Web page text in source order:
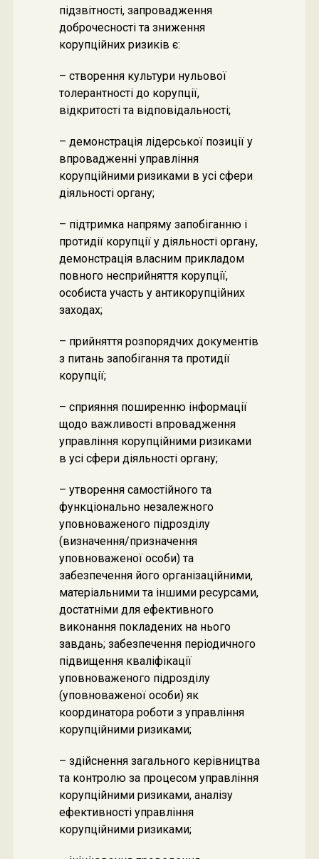
підзвітності, запровадження
доброчесності та зниження
корупційних ризиків є:
– створення культури нульової
толерантності до корупції,
відкритості та відповідальності;
– демонстрація лідерської позиції у
впровадженні управління
корупційними ризиками в усі сфери
діяльності органу;
– підтримка напряму запобіганню і
протидії корупції у діяльності органу,
демонстрація власним прикладом
повного несприйняття корупції,
особиста участь у антикорупційних
заходах;
– прийняття розпорядчих документів
з питань запобігання та протидії
корупції;
– сприяння поширенню інформації
щодо важливості впровадження
управління корупційними ризиками
в усі сфери діяльності органу;
– утворення самостійного та
функціонально незалежного
уповноваженого підрозділу
(визначення/призначення
уповноваженої особи) та
забезпечення його організаційними,
матеріальними та іншими ресурсами,
достатніми для ефективного
виконання покладених на нього
завдань; забезпечення періодичного
підвищення кваліфікації
уповноваженого підрозділу
(уповноваженої особи) як
координатора роботи з управління
корупційними ризиками;
– здійснення загального керівництва
та контролю за процесом управління
корупційними ризиками, аналізу
ефективності управління
корупційними ризиками;